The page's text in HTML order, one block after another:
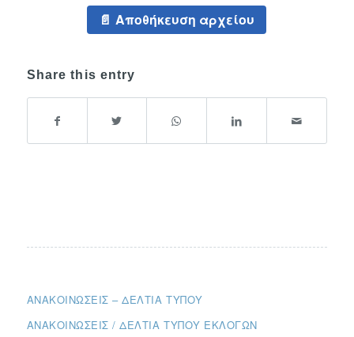
Αποθήκευση αρχείου
Share this entry
ΑΝΑΚΟΙΝΏΣΕΙΣ – ΔΕΛΤΊΑ ΤΎΠΟΥ
ΑΝΑΚΟΙΝΏΣΕΙΣ / ΔΕΛΤΊΑ ΤΎΠΟΥ ΕΚΛΟΓΏΝ